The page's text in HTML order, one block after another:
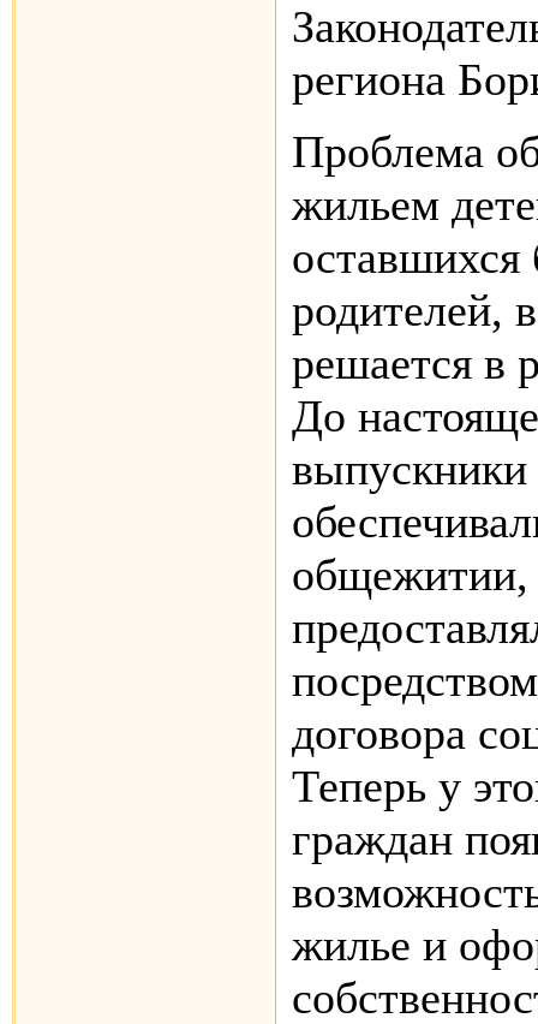
региона
Проблема
жильем
оставшихся
родителей,
решается в
До
выпускники
договора
Теперь у
граждан
жилье и